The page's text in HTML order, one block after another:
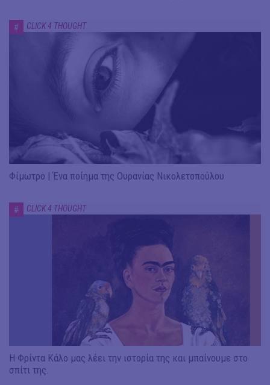
# CLICK 4 THOUGHT
Φίμωτρο | Ένα ποίημα της Ουρανίας Νικολετοπούλου
# CLICK 4 THOUGHT
Η Φρίντα Κάλο μας λέει την ιστορία της και μπαίνουμε στο
σπίτι της.